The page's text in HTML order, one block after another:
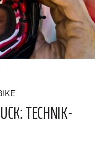
TECHNIK-